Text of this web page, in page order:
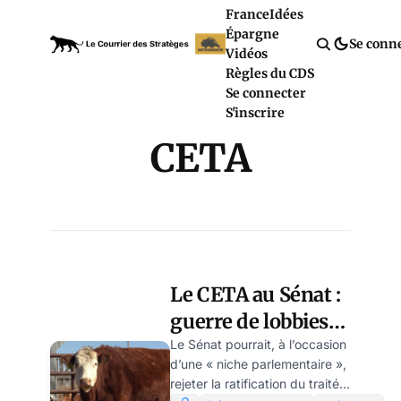
FranceIdées
Épargne
Vidéos
Règles du CDS
Se connecter
S'inscrire
Se
CETA
Le CETA au Sénat :
guerre de lobbies
derrière la farce du
protectionnisme
Le Sénat pourrait, à l’occasion
d’une « niche parlementaire »,
rejeter la ratification du traité